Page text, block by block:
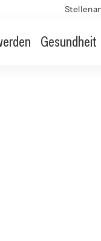
Gesundheit